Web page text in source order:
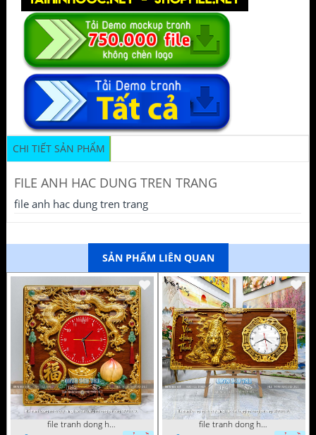
CHI TIẾT SẢN PHẨM
FILE ANH HAC DUNG TREN TRANG
file anh hac dung tren trang
SẢN PHẨM LIÊN QUAN
file tranh dong ho tu quy tung hac dai bang ho rong phuong 072026 93
file tranh dong ho tu quy tung hac dai bang ho rong phuong 072026 78